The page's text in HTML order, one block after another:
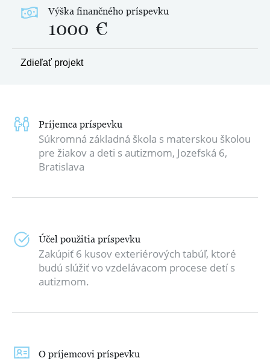
Výška finančného príspevku
1000 €
Zdieľať projekt
Príjemca príspevku
Súkromná základná škola s materskou školou
pre žiakov a deti s autizmom, Jozefská 6,
Bratislava
Účel použitia príspevku
Zakúpiť 6 kusov exteriérových tabúľ, ktoré
budú slúžiť vo vzdelávacom procese detí s
autizmom.
O príjemcovi príspevku